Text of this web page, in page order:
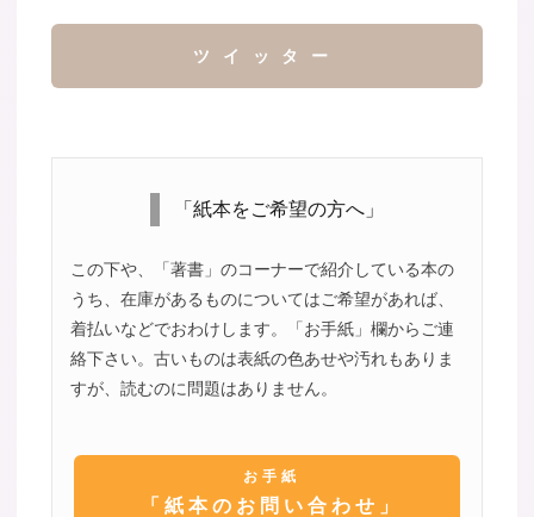
ツイッター
「紙本をご希望の方へ」
この下や、「著書」のコーナーで紹介している本の
うち、在庫があるものについてはご希望があれば、
着払いなどでおわけします。「お手紙」欄からご連
絡下さい。古いものは表紙の色あせや汚れもありま
すが、読むのに問題はありません。
お手紙
「紙本のお問い合わせ」